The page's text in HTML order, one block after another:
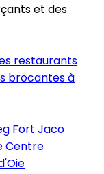
et des
restaurants
brocantes à
Fort Jaco
Centre